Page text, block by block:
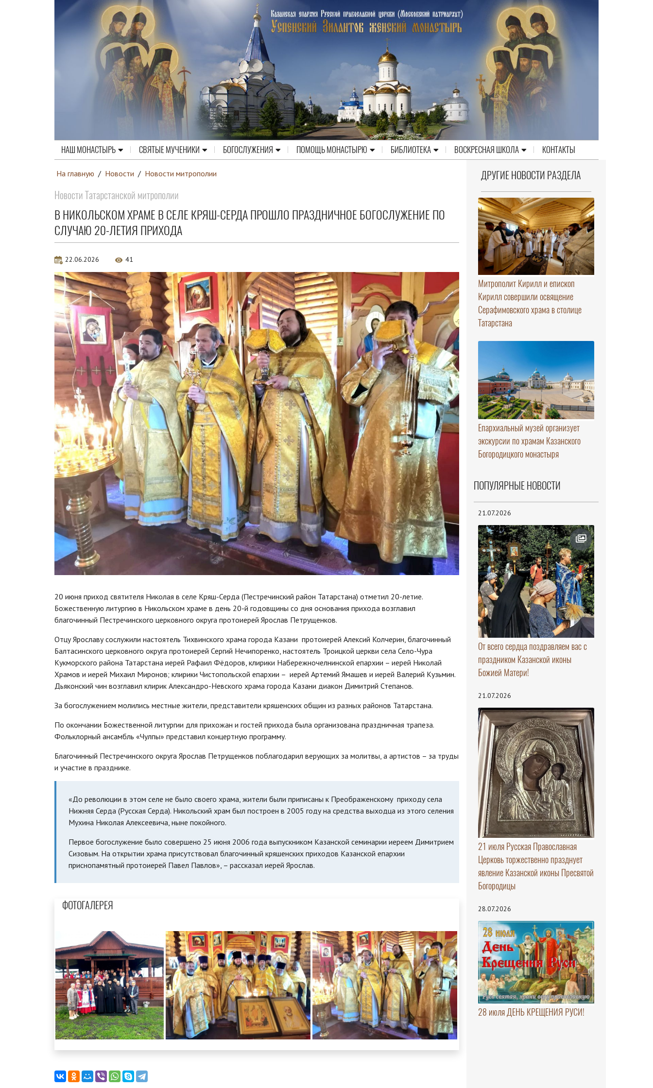
НАШ МОНАСТЫРЬ СВЯТЫЕ МУЧЕНИКИ БОГОСЛУЖЕНИЯ ПОМОЩЬ МОНАСТЫРЮ БИБЛИОТЕКА ВОСКРЕСНАЯ ШКОЛА КОНТАКТЫ
На главную / Новости / Новости митрополии
Новости Татарстанской митрополии
В НИКОЛЬСКОМ ХРАМЕ В СЕЛЕ КРЯШ-СЕРДА ПРОШЛО ПРАЗДНИЧНОЕ БОГОСЛУЖЕНИЕ ПО
СЛУЧАЮ 20-ЛЕТИЯ ПРИХОДА
22.06.2026 41
20 июня приход святителя Николая в селе Кряш-Серда (Пестречинский район Татарстана) отметил 20-летие.
Божественную литургию в Никольском храме в день 20-й годовщины со дня основания прихода возглавил
благочинный Пестречинского церковного округа протоиерей Ярослав Петрущенков.
Отцу Ярославу сослужили настоятель Тихвинского храма города Казани протоиерей Алексий Колчерин, благочинный
Балтасинского церковного округа протоиерей Сергий Нечипоренко, настоятель Троицкой церкви села Село-Чура
Кукморского района Татарстана иерей Рафаил Фёдоров, клирики Набережночелнинской епархии – иерей Николай
Храмов и иерей Михаил Миронов; клирики Чистопольской епархии – иерей Артемий Ямашев и иерей Валерий Кузьмин.
Дьяконский чин возглавил клирик Александро-Невского храма города Казани диакон Димитрий Степанов.
За богослужением молились местные жители, представители кряшенских общин из разных районов Татарстана.
По окончании Божественной литургии для прихожан и гостей прихода была организована праздничная трапеза.
Фольклорный ансамбль «Чулпы» представил концертную программу.
Благочинный Пестречинского округа Ярослав Петрущенков поблагодарил верующих за молитвы, а артистов – за труды
и участие в празднике.
«До революции в этом селе не было своего храма, жители были приписаны к Преображенскому приходу села
Нижняя Серда (Русская Серда). Никольский храм был построен в 2005 году на средства выходца из этого селения
Мухина Николая Алексеевича, ныне покойного.
Первое богослужение было совершено 25 июня 2006 года выпускником Казанской семинарии иереем Димитрием
Сизовым. На открытии храма присутствовал благочинный кряшенских приходов Казанской епархии
приснопамятный протоиерей Павел Павлов», – рассказал иерей Ярослав.
ФОТОГАЛЕРЕЯ
ДРУГИЕ НОВОСТИ РАЗДЕЛА
Митрополит Кирилл и епископ
Кирилл совершили освящение
Серафимовского храма в столице
Татарстана
Епархиальный музей организует
экскурсии по храмам Казанского
Богородицкого монастыря
ПОПУЛЯРНЫЕ НОВОСТИ
21.07.2026
От всего сердца поздравляем вас с
праздником Казанской иконы
Божией Матери!
21.07.2026
21 июля Русская Православная
Церковь торжественно празднует
явление Казанской иконы Пресвятой
Богородицы
28.07.2026
28 июля ДЕНЬ КРЕЩЕНИЯ РУСИ!